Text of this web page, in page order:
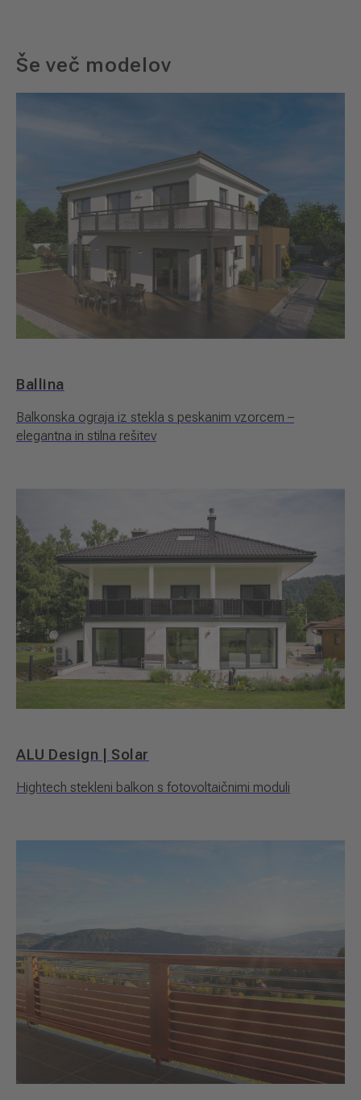
Še več modelov
Ballina
Balkonska ograja iz stekla s peskanim vzorcem –
elegantna in stilna rešitev
ALU Design | Solar
Hightech stekleni balkon s fotovoltaičnimi moduli